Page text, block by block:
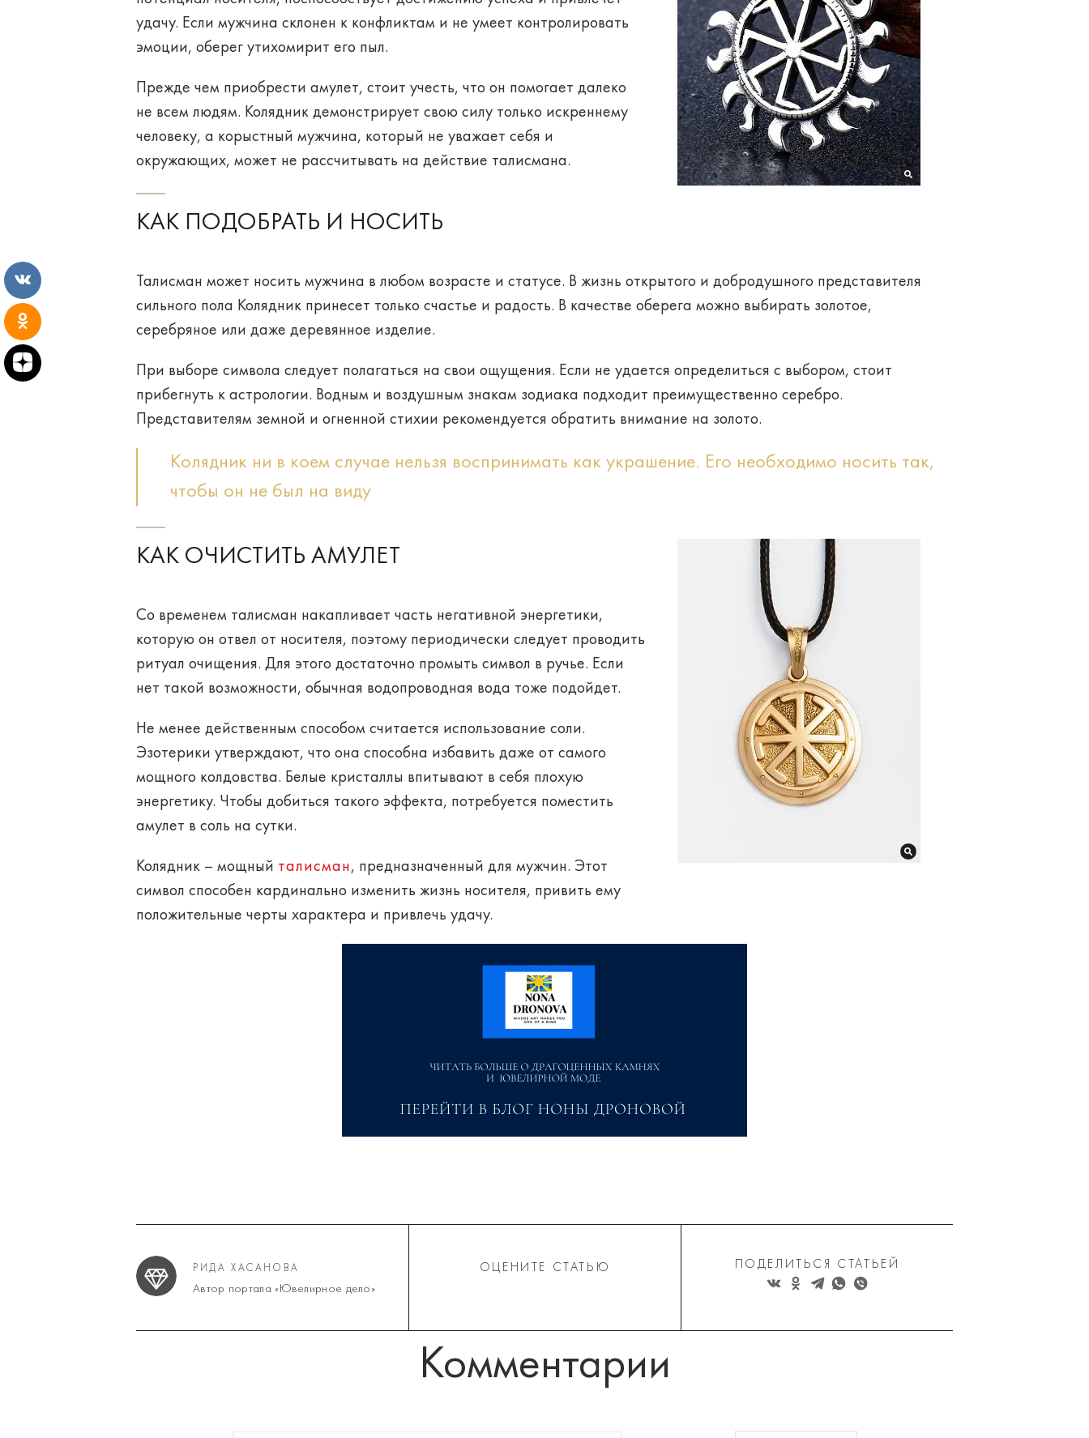
удачу. Если мужчина склонен к конфликтам и не умеет контролировать
эмоции, оберег утихомирит его пыл.
Прежде чем приобрести амулет, стоит учесть, что он помогает далеко
не всем людям. Колядник демонстрирует свою силу только искреннему
человеку, а корыстный мужчина, который не уважает себя и
окружающих, может не рассчитывать на действие талисмана.
КАК ПОДОБРАТЬ И НОСИТЬ
Талисман может носить мужчина в любом возрасте и статусе. В жизнь открытого и добродушного представителя
сильного пола Колядник принесет только счастье и радость. В качестве оберега можно выбирать золотое,
серебряное или даже деревянное изделие.
При выборе символа следует полагаться на свои ощущения. Если не удается определиться с выбором, стоит
прибегнуть к астрологии. Водным и воздушным знакам зодиака подходит преимущественно серебро.
Представителям земной и огненной стихии рекомендуется обратить внимание на золото.
Колядник ни в коем случае нельзя воспринимать как украшение. Его необходимо носить так,
чтобы он не был на виду
КАК ОЧИСТИТЬ АМУЛЕТ
Со временем талисман накапливает часть негативной энергетики,
которую он отвел от носителя, поэтому периодически следует проводить
ритуал очищения. Для этого достаточно промыть символ в ручье. Если
нет такой возможности, обычная водопроводная вода тоже подойдет.
Не менее действенным способом считается использование соли.
Эзотерики утверждают, что она способна избавить даже от самого
мощного колдовства. Белые кристаллы впитывают в себя плохую
энергетику. Чтобы добиться такого эффекта, потребуется поместить
амулет в соль на сутки.
Колядник – мощный талисман, предназначенный для мужчин. Этот
символ способен кардинально изменить жизнь носителя, привить ему
положительные черты характера и привлечь удачу.
РИДА ХАСАНОВА
Автор портала «Ювелирное дело»
ОЦЕНИТЕ СТАТЬЮ ПОДЕЛИТЬСЯ СТАТЬЕЙ
Комментарии